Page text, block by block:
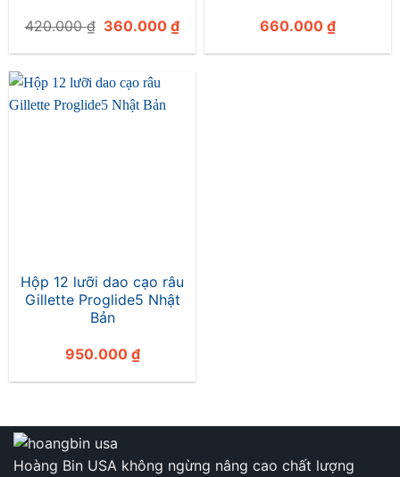
420.000₫ Giá
là:
360.000₫Giá
tại
660.000 ₫
Hộp 12 lưỡi dao cạo râu
Gillette Proglide5 Nhật
Bản
950.000 ₫
Hoàng Bin USA không ngừng nâng cao chất lượng